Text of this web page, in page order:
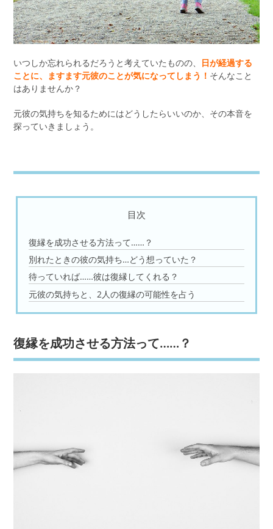
いつしか忘れられるだろうと考えていたものの、 日が経過する
ことに、ますます元彼のことが気になってしまう！ そんなこと
はありませんか？
元彼の気持ちを知るためにはどうしたらいいのか、その本音を
探っていきましょう。
目次
復縁を成功させる方法って……？
別れたときの彼の気持ち…どう想っていた？
待っていれば……彼は復縁してくれる？
元彼の気持ちと、2人の復縁の可能性を占う
復縁を成功させる方法って……？